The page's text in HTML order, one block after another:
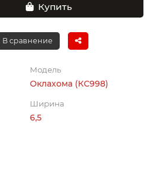
Купить
В сравнение
Модель
Оклахома (КС998)
Ширина
6,5